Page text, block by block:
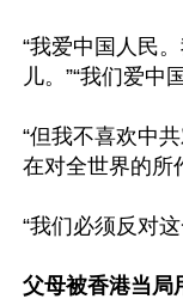
“我爱中国人民
儿。”“我们爱中
“但我不喜欢中
在对全世界的所
“我们必须反对
父母被香港当局